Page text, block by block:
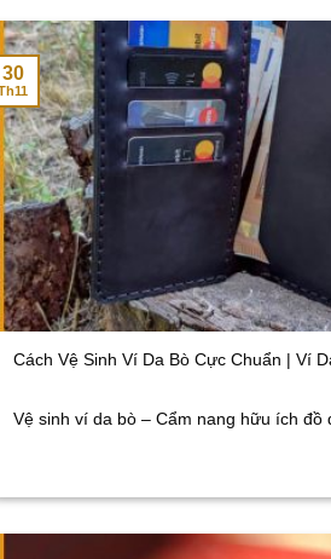
Cách Vệ Sinh Ví Da Bò Cực Chuẩn | Ví
Vệ sinh ví da bò – Cẩm nang hữu ích đồ
30